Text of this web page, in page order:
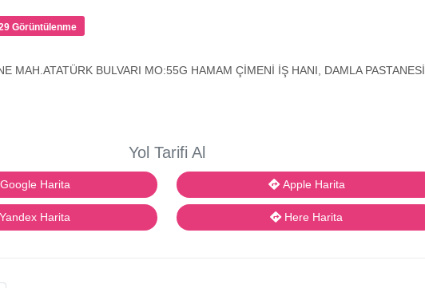
Görüntülenme
MAH.ATATÜRK BULVARI MO:55G HAMAM ÇİMENİ İŞ HANI, DAMLA PASTANESİ
Yol Tarifi Al
Harita
Harita
Apple Harita
Here Harita